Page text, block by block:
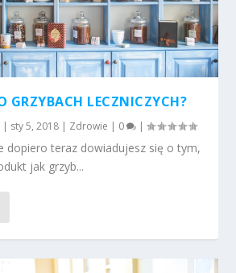
GRZYBACH LECZNICZYCH?
| sty 5, 2018 | Zdrowie | 0 |
dopiero teraz dowiadujesz się o tym,
jak grzyb...